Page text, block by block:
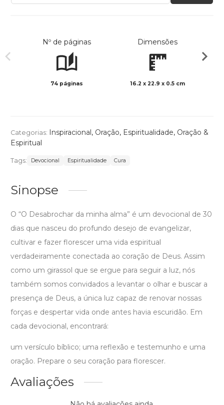
Nº de páginas
74 páginas
Dimensões
16.2 x 22.9 x 0.5 cm
Categorias: Inspiracional, Oração, Espiritualidade, Oração &
Espiritual
Tags: Devocional Espiritualidade Cura
Sinopse
O “O Desabrochar da minha alma” é um devocional de 30
dias que nasceu do profundo desejo de evangelizar,
cultivar e fazer florescer uma vida espiritual
verdadeiramente conectada ao coração de Deus. Assim
como um girassol que se ergue para seguir a luz, nós
também somos convidados a levantar o olhar e buscar a
presença de Deus, a única luz capaz de renovar nossas
forças e despertar vida onde antes havia escuridão. Em
cada devocional, encontrará:
um versículo bíblico; uma reflexão e testemunho e uma
oração. Prepare o seu coração para florescer.
Avaliações